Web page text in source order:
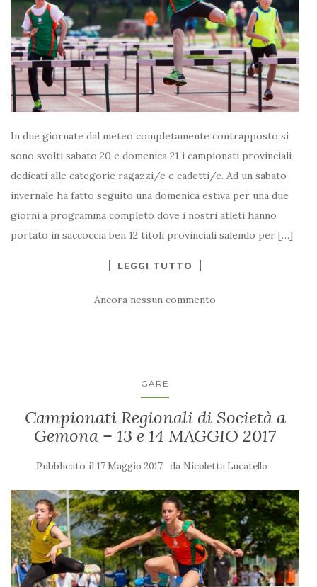
In due giornate dal meteo completamente contrapposto si
sono svolti sabato 20 e domenica 21 i campionati provinciali
dedicati alle categorie ragazzi/e e cadetti/e. Ad un sabato
invernale ha fatto seguito una domenica estiva per una due
giorni a programma completo dove i nostri atleti hanno
portato in saccoccia ben 12 titoli provinciali salendo per […]
LEGGI TUTTO
Ancora nessun commento
GARE
Campionati Regionali di Società a
Gemona – 13 e 14 MAGGIO 2017
Pubblicato il 17 Maggio 2017 da Nicoletta Lucatello